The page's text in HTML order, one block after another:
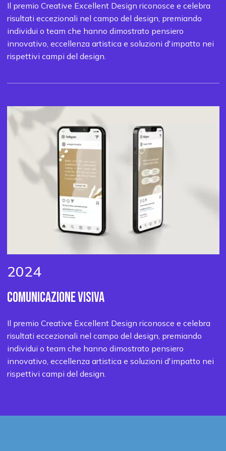
Il premio Creative Excellent Design riconosce e celebra
risultati eccezionali nel campo del design, premiando
individui o team che hanno dimostrato pensiero
innovativo, eccellenza artistica e soluzioni d'impatto nei
rispettivi campi del design.
2024
COMUNICAZIONE VISIVA
Il premio Creative Excellent Design riconosce e celebra
risultati eccezionali nel campo del design, premiando
individui o team che hanno dimostrato pensiero
innovativo, eccellenza artistica e soluzioni d'impatto nei
rispettivi campi del design.